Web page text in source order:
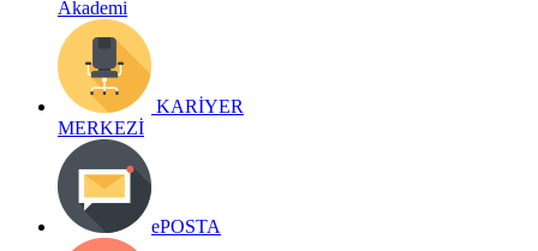
Akademi
KARİYER
MERKEZİ
ePOSTA